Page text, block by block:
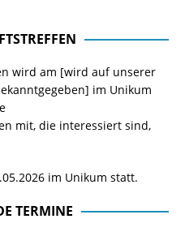
wird am [wird auf unserer
im Unikum
mit, die interessiert sind,
im Unikum statt.
TERMINE